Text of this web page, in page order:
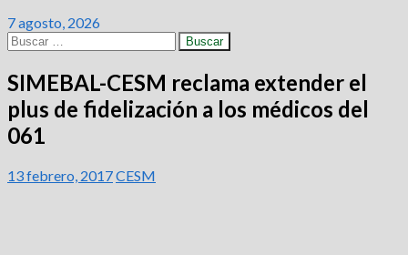
7 agosto, 2026
Buscar:
SIMEBAL-CESM reclama extender el
plus de fidelización a los médicos del
061
13 febrero, 2017CESM